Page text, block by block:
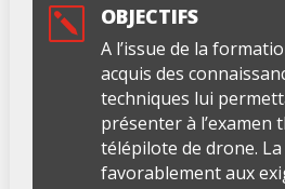
k OBJECTIFS
A l’issue de la
acquis des
techniques lui
présenter à l’examen
télépilote de drone.
favorablement aux